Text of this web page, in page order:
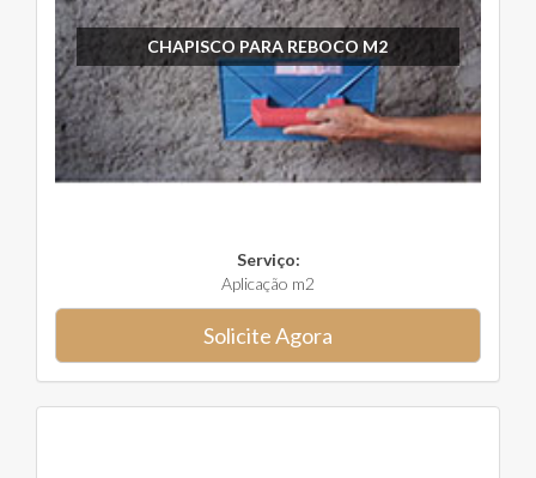
CHAPISCO PARA REBOCO M2
Serviço:
Aplicação m2
Solicite Agora